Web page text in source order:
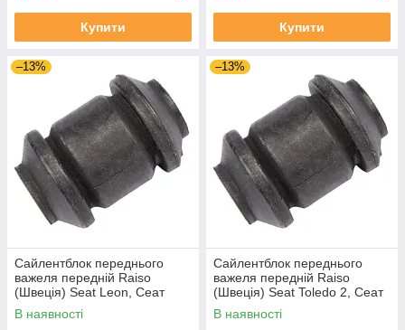
Купити Купити
–13%
Сайлентблок переднього
важеля передній Raiso
(Швеція) Seat Leon, Сеат
Леон 99-06 #RL-1J0182V
UAYSBXG4
В наявності
–13%
Сайлентблок переднього
важеля передній Raiso
(Швеція) Seat Toledo 2, Сеат
Толедо 2 99-06 #RL-1J0182V
UATOJRK4
В наявності